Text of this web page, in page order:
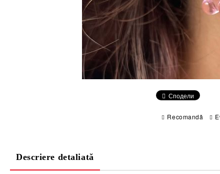
Сподели
Recomandă
Descriere detaliată